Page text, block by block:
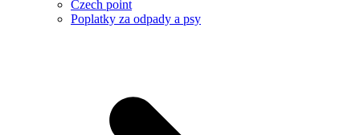
Czech point
Poplatky za odpady a psy